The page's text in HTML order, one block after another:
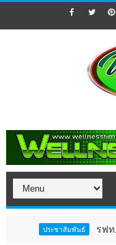
รฟท. เปิดเวที